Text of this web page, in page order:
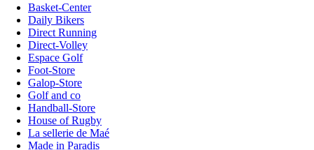
Basket-Center
Daily Bikers
Direct Running
Direct-Volley
Espace Golf
Foot-Store
Galop-Store
Golf and co
Handball-Store
House of Rugby
La sellerie de Maé
Made in Paradis